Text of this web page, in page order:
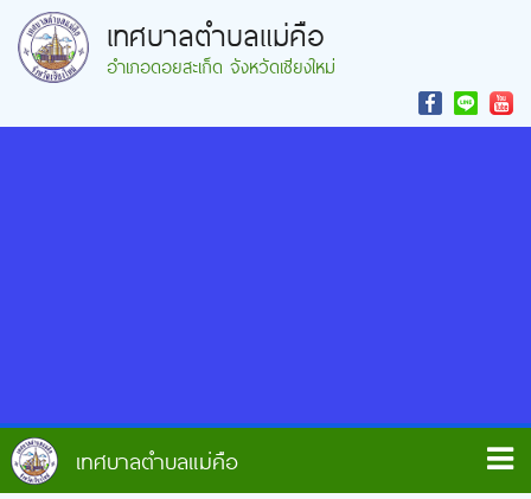
เทศบาลตำบลแม่คือ
อำเภอดอยสะเก็ด จังหวัดเชียงใหม่